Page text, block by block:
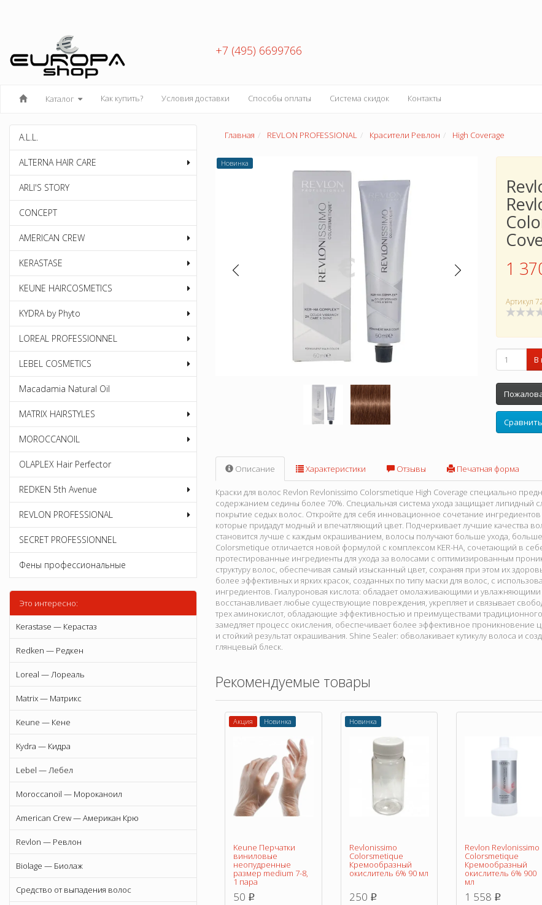
+7 (495) 6699766
Каталог Как купить? Условия доставки Способы оплаты Система скидок Контакты
A.L.L.
ALTERNA HAIR CARE
ARLI'S STORY
CONCEPT
AMERICAN CREW
KERASTASE
KEUNE HAIRCOSMETICS
KYDRA by Phyto
LOREAL PROFESSIONNEL
LEBEL COSMETICS
Macadamia Natural Oil
MATRIX HAIRSTYLES
MOROCCANOIL
OLAPLEX Hair Perfector
REDKEN 5th Avenue
REVLON PROFESSIONAL
SECRET PROFESSIONNEL
Фены профессиональные
Это интересно:
Kerastase — Керастаз
Redken — Редкен
Loreal — Лореаль
Matrix — Матрикс
Keune — Кене
Kydra — Кидра
Lebel — Лебел
Moroccanoil — Мороканоил
American Crew — Американ Крю
Revlon — Ревлон
Biolage — Биолаж
Средство от выпадения волос
Главная REVLON PROFESSIONAL Красители Ревлон High Coverage
Новинка
1
Артикул
В
Сравнить
Описание Характеристики Отзывы Печатная форма
Краски для волос Revlon Revlonissimo Colorsmetique High Coverage специально
содержанием седины более 70%. Специальная система ухода защищает липидный
покрытие седых волос. Откройте для себя инновационное сочетание ингредиентов
которые придадут модный и впечатляющий цвет. Подчеркивает лучшие качества
становится лучше с каждым окрашиванием, волосы получают больше ухода, больше
Colorsmetique отличается новой формулой с комплексом KER-HA, сочетающий в
протестированные ингредиенты для ухода за волосами с оптимизированным
структуру волос, обеспечивая самый изысканный цвет, сохраняя при этом их
более эффективных и ярких красок, созданных по типу маски для волос, с
ингредиентов. Гиалуроновая кислота: обладает омолаживающими и
восстанавливает любые существующие повреждения, укрепляет и связывает
трех аминокислот, обладающие эффективностью и преимуществами традиционного
замедляет процесс окисления, обеспечивает более эффективное проникновение
и стойкий результат окрашивания. Shine Sealer: обволакивает кутикулу волоса и
глянцевый блеск.
Рекомендуемые товары
Акция Новинка
Keune Перчатки
виниловые
неопудренные
размер medium 7-8,
1 пара
50 p
Новинка
Revlonissimo
Colorsmetique
Кремообразный
окислитель 6% 90 мл
250 p
Revlon Revlonissimo
Colorsmetique
Кремообразный
окислитель 6% 900
мл
1 558 p